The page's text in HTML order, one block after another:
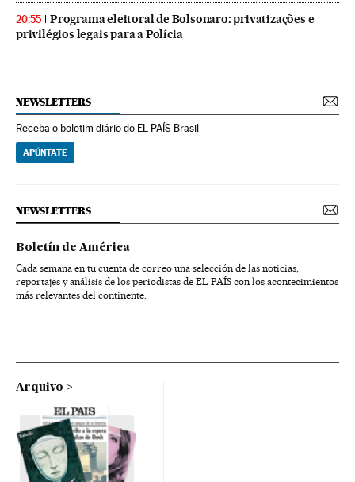
20:55
Programa eleitoral de Bolsonaro: privatizações e
privilégios legais para a Polícia
NEWSLETTERS
Receba o boletim diário do EL PAÍS Brasil
APÚNTATE
NEWSLETTERS
Boletín de América
Cada semana en tu cuenta de correo una selección de las noticias,
reportajes y análisis de los periodistas de EL PAÍS con los acontecimientos
más relevantes del continente.
Arquivo